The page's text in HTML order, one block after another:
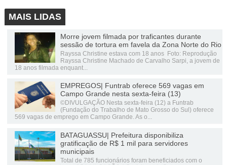
MAIS LIDAS
Morre jovem filmada por traficantes durante
sessão de tortura em favela da Zona Norte do Rio
Rayssa Christine estava com 18 anos Foto: Reprodução
Rayssa Christine Machado de Carvalho Sarpi, a jovem de
18 anos filmada enquant...
EMPREGOS| Funtrab oferece 569 vagas em
Campo Grande nesta sexta-feira (13)
©DIVULGAÇÃO Nesta sexta-feira (12) a Funtrab
(Fundação do Trabalho de Mato Grosso do Sul) oferece
569 vagas de emprego em Campo Grande. As o...
BATAGUASSU| Prefeitura disponibiliza
gratificação de R$ 1 mil para servidores
municipais
Total de 785 funcionários foram beneficiados com o